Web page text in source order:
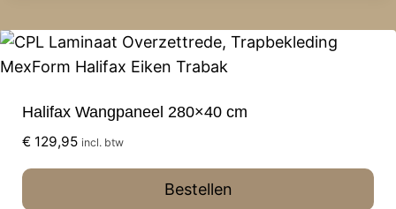
Halifax Wangpaneel 280×40 cm
€ 129,95 incl. btw
Bestellen